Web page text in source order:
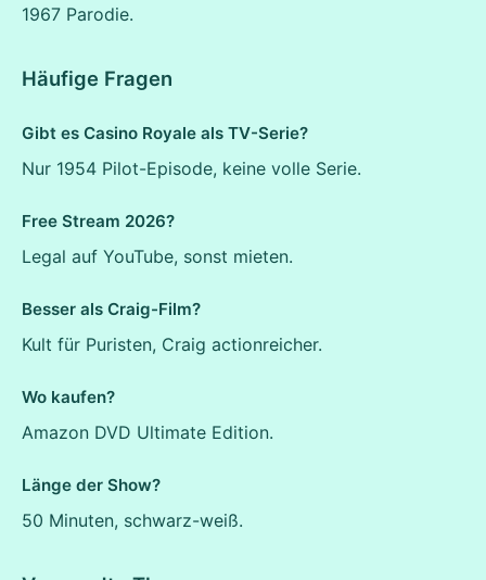
1967 Parodie.
Häufige Fragen
Gibt es Casino Royale als TV-Serie?
Nur 1954 Pilot-Episode, keine volle Serie.
Free Stream 2026?
Legal auf YouTube, sonst mieten.
Besser als Craig-Film?
Kult für Puristen, Craig actionreicher.
Wo kaufen?
Amazon DVD Ultimate Edition.
Länge der Show?
50 Minuten, schwarz-weiß.